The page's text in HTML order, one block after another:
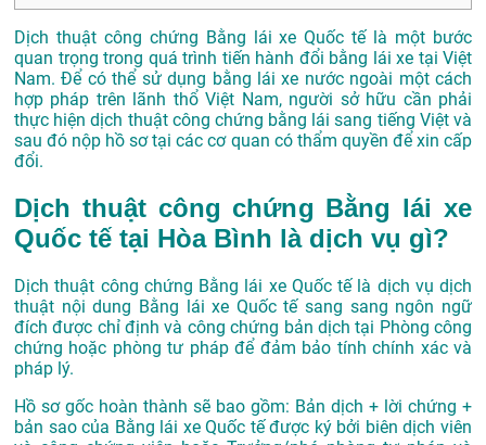
Dịch thuật công chứng Bằng lái xe Quốc tế là một bước
quan trọng trong quá trình tiến hành đổi bằng lái xe tại Việt
Nam. Để có thể sử dụng bằng lái xe nước ngoài một cách
hợp pháp trên lãnh thổ Việt Nam, người sở hữu cần phải
thực hiện dịch thuật công chứng bằng lái sang tiếng Việt và
sau đó nộp hồ sơ tại các cơ quan có thẩm quyền để xin cấp
đổi.
Dịch thuật công chứng Bằng lái xe
Quốc tế tại Hòa Bình là dịch vụ gì?
Dịch thuật công chứng Bằng lái xe Quốc tế là dịch vụ dịch
thuật nội dung Bằng lái xe Quốc tế sang sang ngôn ngữ
đích được chỉ định và công chứng bản dịch tại Phòng công
chứng hoặc phòng tư pháp để đảm bảo tính chính xác và
pháp lý.
Hồ sơ gốc hoàn thành sẽ bao gồm: Bản dịch + lời chứng +
bản sao của Bằng lái xe Quốc tế được ký bởi biên dịch viên